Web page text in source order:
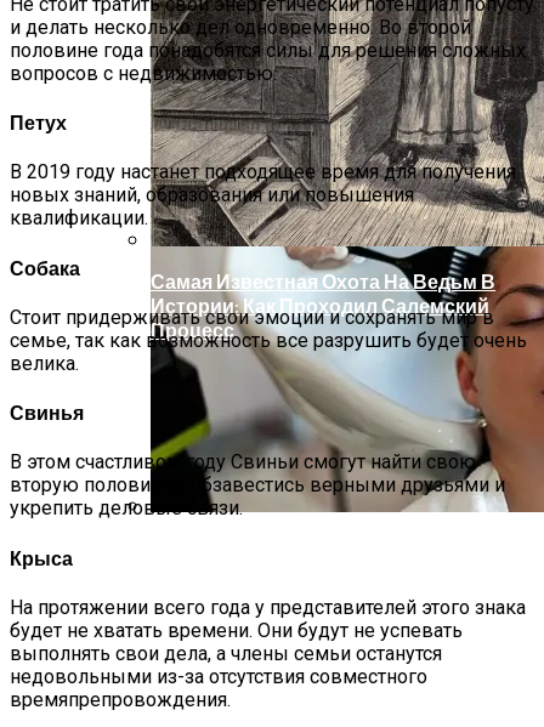
Женская Зимняя Обувь: 5 Стильных
Моделей, За Которыми
Выстраиваются В Очереди
Самая Известная Охота На Ведьм В
Истории: Как Проходил Салемский
Процесс
и делать несколько дел одновременно. Во второй
половине года понадобятся силы для решения сложных
вопросов с недвижимостью.
Петух
В 2019 году настанет подходящее время для получения
новых знаний, образования или повышения
квалификации.
Собака
Стоит придерживать свои эмоции и сохранять мир в
семье, так как возможность все разрушить будет очень
велика.
Свинья
В этом счастливом году Свиньи смогут найти свою
вторую половинку, обзавестись верными друзьями и
укрепить деловые связи.
Крыса
На протяжении всего года у представителей этого знака
будет не хватать времени. Они будут не успевать
выполнять свои дела, а члены семьи останутся
недовольными из-за отсутствия совместного
времяпрепровождения.